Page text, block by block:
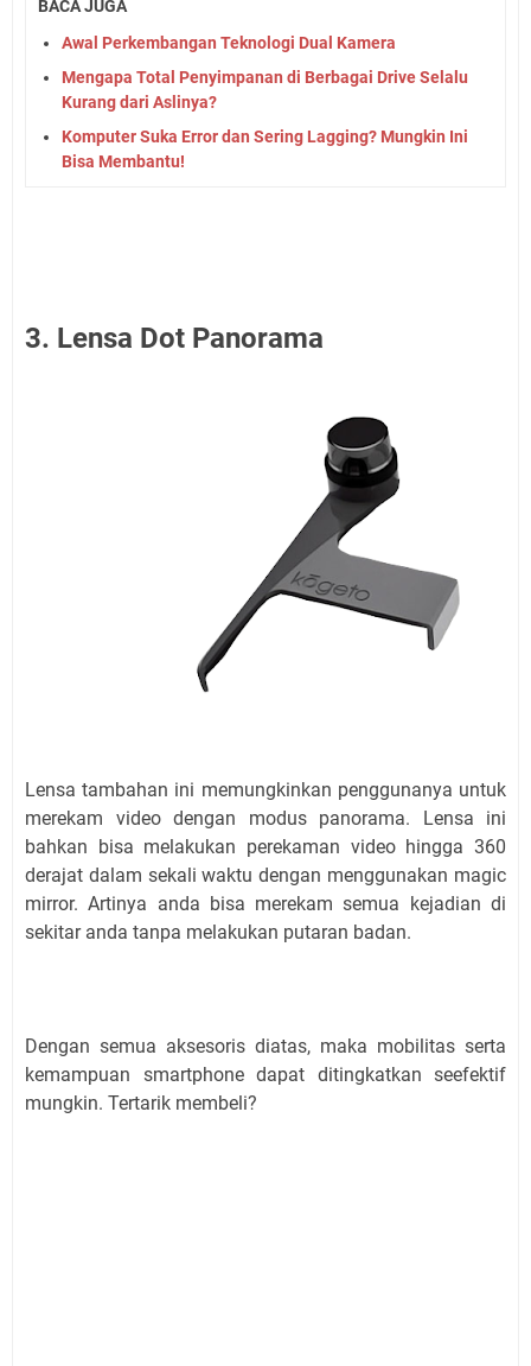
BACA JUGA
Awal Perkembangan Teknologi Dual Kamera
Mengapa Total Penyimpanan di Berbagai Drive Selalu
Kurang dari Aslinya?
Komputer Suka Error dan Sering Lagging? Mungkin Ini
Bisa Membantu!
3. Lensa Dot Panorama
Lensa tambahan ini memungkinkan penggunanya untuk
merekam video dengan modus panorama. Lensa ini
bahkan bisa melakukan perekaman video hingga 360
derajat dalam sekali waktu dengan menggunakan magic
mirror. Artinya anda bisa merekam semua kejadian di
sekitar anda tanpa melakukan putaran badan.
Dengan semua aksesoris diatas, maka mobilitas serta
kemampuan smartphone dapat ditingkatkan seefektif
mungkin. Tertarik membeli?